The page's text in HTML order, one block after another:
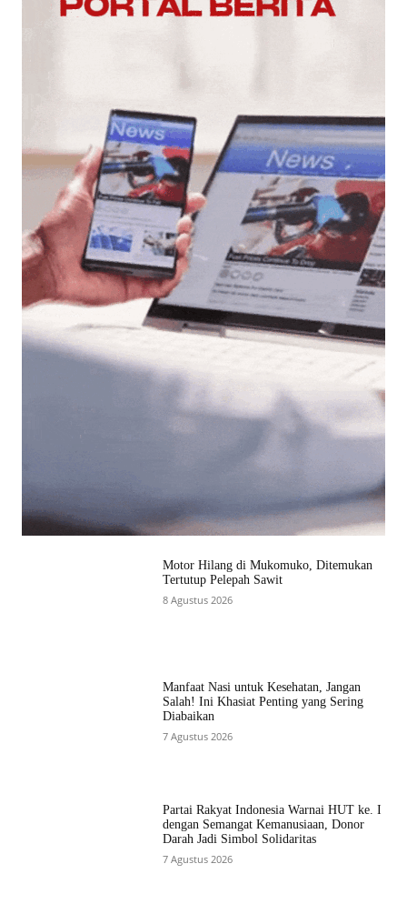
Motor Hilang di Mukomuko, Ditemukan
Tertutup Pelepah Sawit
8 Agustus 2026
Manfaat Nasi untuk Kesehatan, Jangan
Salah! Ini Khasiat Penting yang Sering
Diabaikan
7 Agustus 2026
Partai Rakyat Indonesia Warnai HUT ke. I
dengan Semangat Kemanusiaan, Donor
Darah Jadi Simbol Solidaritas
7 Agustus 2026